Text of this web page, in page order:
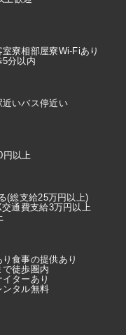
室寮相部屋寮Wi-Fiあり
5分以内
近いバス停近い
円以上
(総支給25万円以上)
交通費支給3万円以上
り食事の提供あり
で徒歩圏内
イターあり
ンタル無料